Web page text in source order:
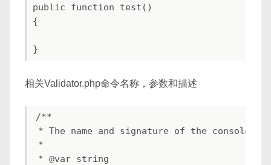
public function test()
{
相关Validator.php命令名称，参数和描述
/**
* The name and signature of the console
*
* @var string